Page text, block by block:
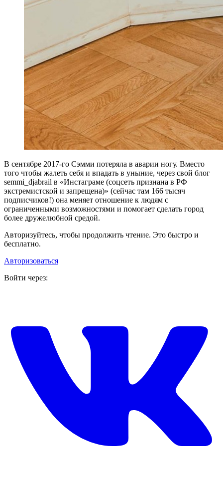
В сентябре 2017-го Сэмми потеряла в аварии ногу. Вместо
того чтобы жалеть себя и впадать в уныние, через свой блог
semmi_djabrail в «Инстаграме (соцсеть признана в РФ
экстремистской и запрещена)» (сейчас там 166 тысяч
подписчиков!) она меняет отношение к людям с
ограниченными возможностями и помогает сделать город
более дружелюбной средой.
Авторизуйтесь, чтобы продолжить чтение. Это быстро и
бесплатно.
Авторизоваться
Войти через: